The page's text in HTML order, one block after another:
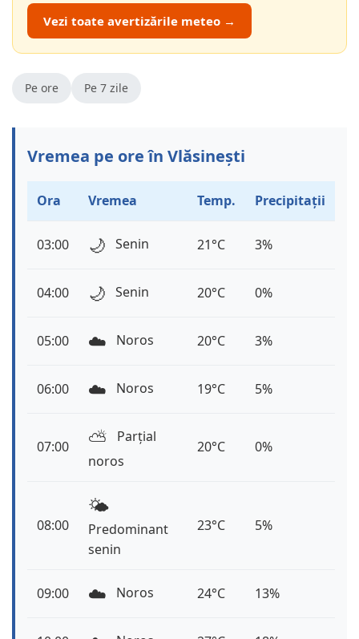
Vezi toate avertizările meteo →
Pe ore Pe 7 zile
Vremea pe ore în Vlăsinești
Ora Vremea Temp. Precipitații
03:00 🌙 Senin 21°C 3%
04:00 🌙 Senin 20°C 0%
05:00 ☁️ Noros 20°C 3%
06:00 ☁️ Noros 19°C 5%
07:00 ⛅️
Parțial
noros
20°C 0%
08:00
🌤️
Predominant
senin
23°C 5%
09:00 ☁️ Noros 24°C 13%